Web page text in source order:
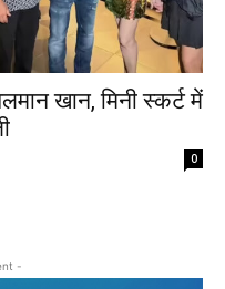
खान, मिनी स्कर्ट में
0
-